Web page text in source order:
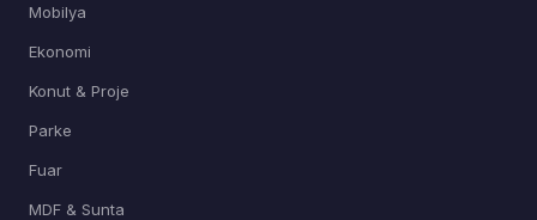
Mobilya
Ekonomi
Konut & Proje
Parke
Fuar
MDF & Sunta